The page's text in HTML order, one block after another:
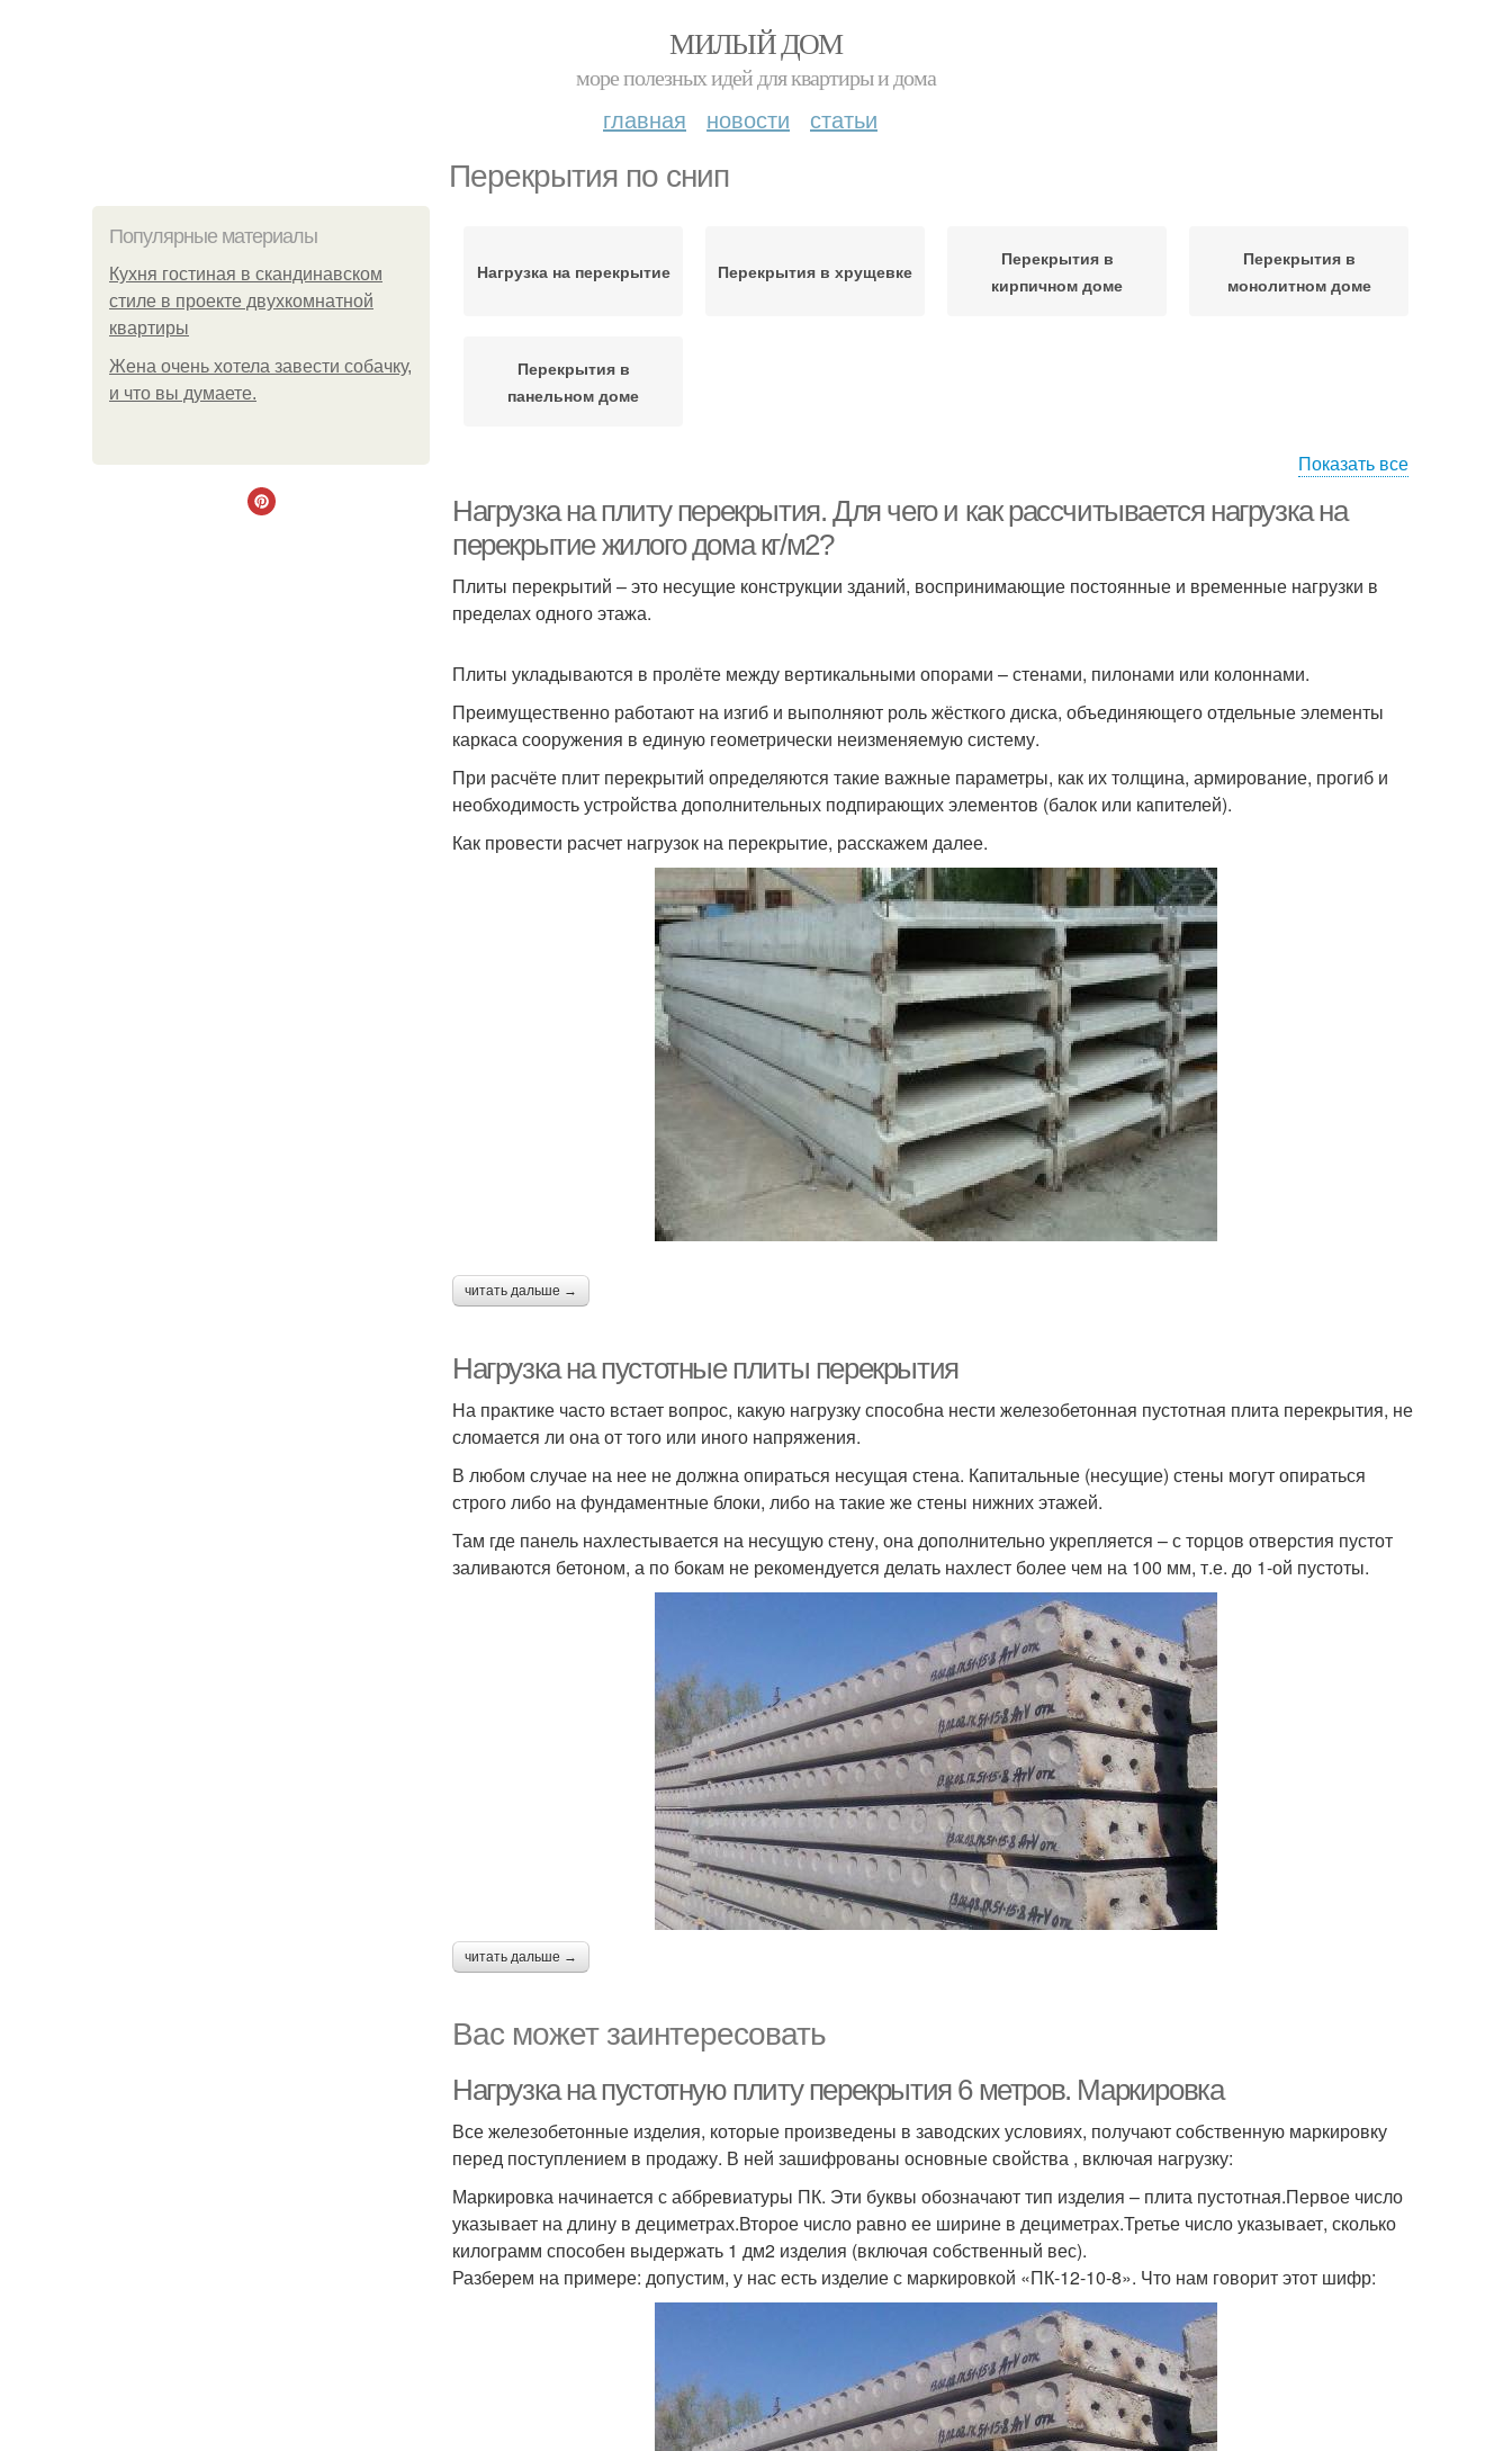
МИЛЫЙ ДОМ
море полезных идей для квартиры и дома
главная новости статьи
Перекрытия по снип
Популярные материалы
Кухня гостиная в скандинавском
стиле в проекте двухкомнатной
квартиры
Жена очень хотела завести собачку,
и что вы думаете.
Нагрузка на перекрытие Перекрытия в хрущевке
Перекрытия в
кирпичном доме
Перекрытия в
монолитном доме
Перекрытия в
панельном доме
Показать все
Нагрузка на плиту перекрытия. Для чего и как рассчитывается нагрузка на
перекрытие жилого дома кг/м2?
Плиты перекрытий – это несущие конструкции зданий, воспринимающие постоянные и временные нагрузки в
пределах одного этажа.
Плиты укладываются в пролёте между вертикальными опорами – стенами, пилонами или колоннами.
Преимущественно работают на изгиб и выполняют роль жёсткого диска, объединяющего отдельные элементы
каркаса сооружения в единую геометрически неизменяемую систему.
При расчёте плит перекрытий определяются такие важные параметры, как их толщина, армирование, прогиб и
необходимость устройства дополнительных подпирающих элементов (балок или капителей).
Как провести расчет нагрузок на перекрытие, расскажем далее.
читать дальше →
Нагрузка на пустотные плиты перекрытия
На практике часто встает вопрос, какую нагрузку способна нести железобетонная пустотная плита перекрытия, не
сломается ли она от того или иного напряжения.
В любом случае на нее не должна опираться несущая стена. Капитальные (несущие) стены могут опираться
строго либо на фундаментные блоки, либо на такие же стены нижних этажей.
Там где панель нахлестывается на несущую стену, она дополнительно укрепляется – с торцов отверстия пустот
заливаются бетоном, а по бокам не рекомендуется делать нахлест более чем на 100 мм, т.е. до 1-ой пустоты.
читать дальше →
Вас может заинтересовать
Нагрузка на пустотную плиту перекрытия 6 метров. Маркировка
Все железобетонные изделия, которые произведены в заводских условиях, получают собственную маркировку
перед поступлением в продажу. В ней зашифрованы основные свойства , включая нагрузку:
Маркировка начинается с аббревиатуры ПК. Эти буквы обозначают тип изделия – плита пустотная.Первое число
указывает на длину в дециметрах.Второе число равно ее ширине в дециметрах.Третье число указывает, сколько
килограмм способен выдержать 1 дм2 изделия (включая собственный вес).
Разберем на примере: допустим, у нас есть изделие с маркировкой «ПК-12-10-8». Что нам говорит этот шифр: